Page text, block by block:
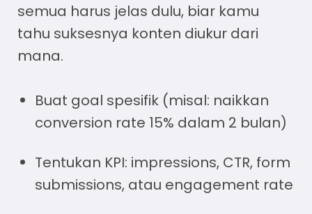
semua harus jelas dulu, biar kamu
tahu suksesnya konten diukur dari
mana.
Buat goal spesifik (misal: naikkan
conversion rate 15% dalam 2 bulan)
Tentukan KPI: impressions, CTR, form
submissions, atau engagement rate